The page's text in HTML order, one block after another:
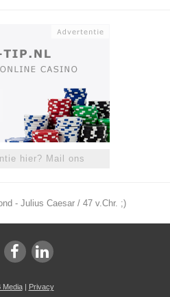
hier? Mail ons
- Julius Caesar / 47 v.Chr. ;)
Media| Privacy